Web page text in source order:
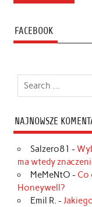
FACEBOOK
NAJNOWSZE
Salzero81 -
ma wtedy
MeMeNtO - Co
Honeywell?
Emil R. -